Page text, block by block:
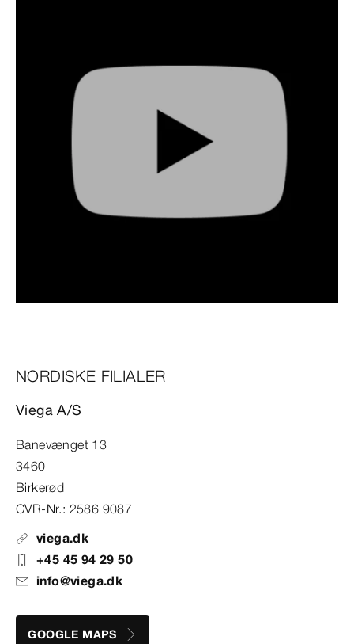
NORDISKE FILIALER
Viega A/S
Banevænget 13
3460
Birkerød
CVR-Nr.: 2586 9087
viega.dk
+45 45 94 29 50
info@viega.dk
GOOGLE MAPS